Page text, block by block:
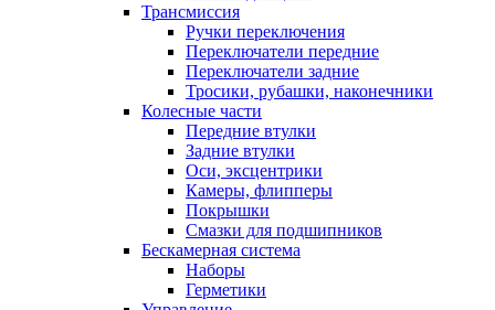
Трансмиссия
Ручки переключения
Переключатели передние
Переключатели задние
Тросики, рубашки, наконечники
Колесные части
Передние втулки
Задние втулки
Оси, эксцентрики
Камеры, флипперы
Покрышки
Смазки для подшипников
Бескамерная система
Наборы
Герметики